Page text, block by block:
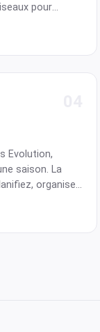
pour
Evolution,
saison. La
organisez